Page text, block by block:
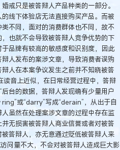
戒只是被答辩人产品种类的一部分。
线下体验店无法直接购买产品。而被
不同，面对的消费群体也不同，故不
也就不会导致被答辩人竞争优势的下
品牌有较高的敏感度和识别度，因此
人发布的案涉文章，导致消费者误购
人在本案争议发生之前并不知晓被答
音上近似，在日常经营过程中，答辩
台的数据，答辩人发现确有少量用户
或“darry”写成“derain”，从出于自
虽然在处理案涉文章的过程中存在监
无损害被答辩人商业信誉或者对被答
答辩人，亦无意通过贬低被答辩人来
问量不大，不会对被答辩人造成巨大影